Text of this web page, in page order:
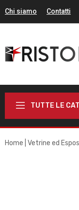
Chi siamo Contatti
TUTTE LE
Home Vetrine ed